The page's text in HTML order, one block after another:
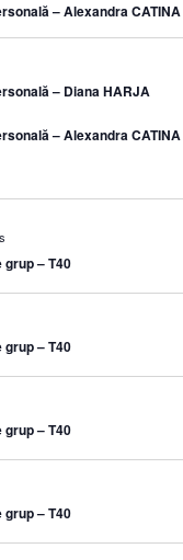
– Alexandra
– Diana HARJA
– Alexandra
grup – T40
grup – T40
grup – T40
grup – T40